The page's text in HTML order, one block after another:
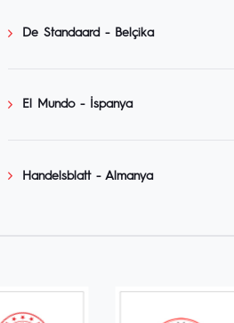
De Standaard - Belçika
El Mundo - İspanya
Handelsblatt - Almanya